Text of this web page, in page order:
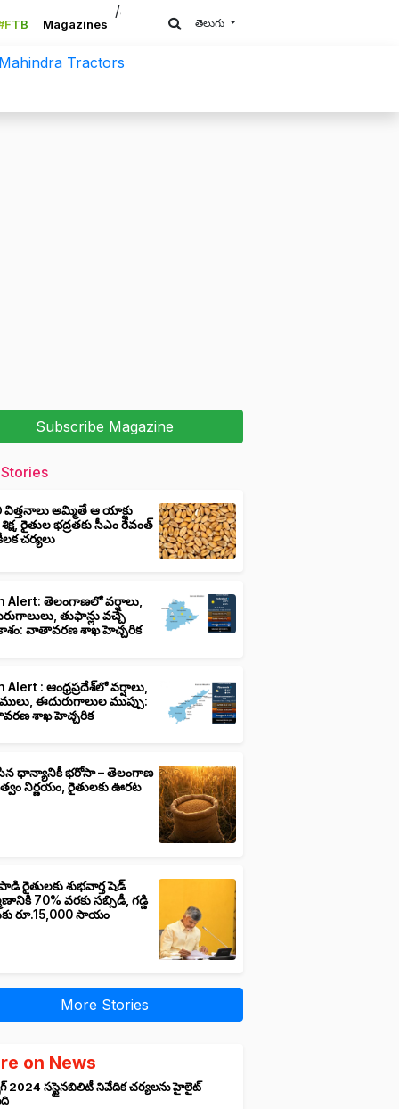
Magazines
/a>
తెలుగు
Subscribe Magazine
విత్తనాలు అమ్మితే ఆ యాక్టు
రైతుల భద్రతకు సీఎం రేవంత్
చర్యలు
Alert: తెలంగాణలో వర్షాలు,
తుఫాన్లు వచ్చే
వాతావరణ శాఖ హెచ్చరిక
Alert : ఆంధ్రప్రదేశ్‌లో వర్షాలు,
ఈదురుగాలుల ముప్పు:
శాఖ హెచ్చరిక
ధాన్యానికీ భరోసా – తెలంగాణ
నిర్ణయం, రైతులకు ఊరట
రైతులకు శుభవార్త షెడ్
70% వరకు సబ్సిడీ, గడ్డి
రూ.15,000 సాయం
More Stories
on News
2024 సస్టైనబిలిటీ నివేదిక చర్యలను హైలైట్